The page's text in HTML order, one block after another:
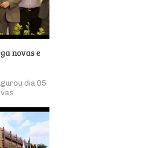
novas e
dia 05